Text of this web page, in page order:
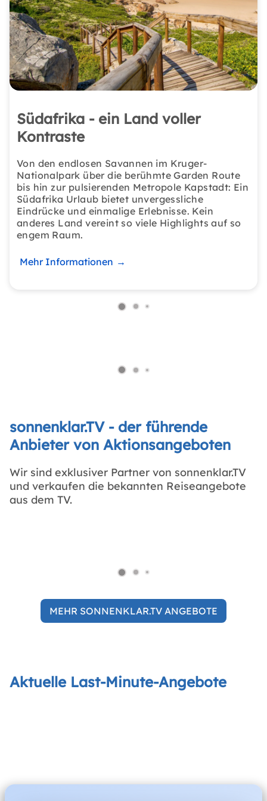
Südafrika - ein Land voller
Kontraste
Von den endlosen Savannen im Kruger-
Nationalpark über die berühmte Garden Route
bis hin zur pulsierenden Metropole Kapstadt: Ein
Südafrika Urlaub bietet unvergessliche
Eindrücke und einmalige Erlebnisse. Kein
anderes Land vereint so viele Highlights auf so
engem Raum.
Mehr Informationen →
sonnenklar.TV - der führende
Anbieter von Aktionsangeboten
Wir sind exklusiver Partner von sonnenklar.TV
und verkaufen die bekannten Reiseangebote
aus dem TV.
MEHR SONNENKLAR.TV ANGEBOTE
Aktuelle Last-Minute-Angebote